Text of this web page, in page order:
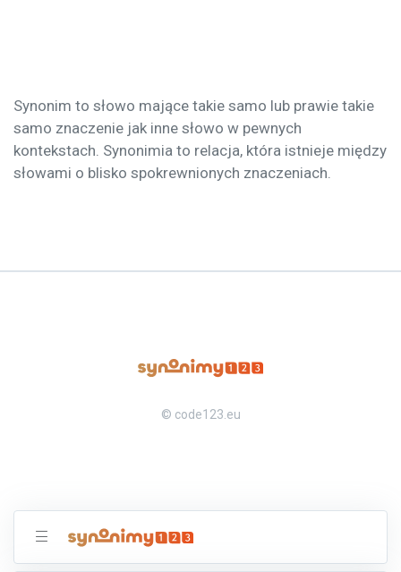
Synonim to słowo mające takie samo lub prawie takie
samo znaczenie jak inne słowo w pewnych
kontekstach. Synonimia to relacja, która istnieje między
słowami o blisko spokrewnionych znaczeniach.
© code123.eu